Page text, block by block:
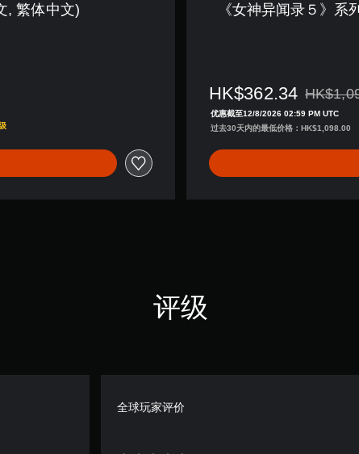
, 繁体中文)
语
《女神异闻录５》
HK$362.34 从原价
优惠截至12/8/2026 02:59 PM UTC
过去30天内的最低价格：HK$1,098.00
评级
全球玩家评价